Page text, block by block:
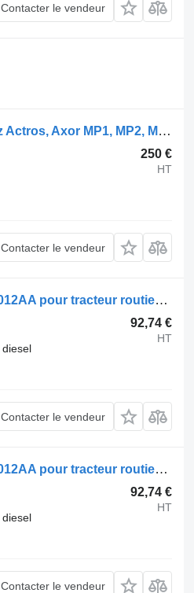
Contacter le vendeur
Sellette d'attelage JSK42K3 pour tracteur routier Mercedes-Benz Actros, Axor MP1, MP2, MP3 (1996-2014)
250 €
HT
Contacter le vendeur
Sellette d'attelage Jost Actros MP2/MP3 1846 (01.02-) MPL01011012AA pour tracteur routier Mercedes-Benz Actros, Axor MP1, MP2, MP3 (1996-2014)
92,74 €
HT
diesel
Contacter le vendeur
Sellette d'attelage Jost Actros MP2/MP3 1846 (01.02-) MPL01011012AA pour tracteur routier Mercedes-Benz Actros, Axor MP1, MP2, MP3 (1996-2014)
92,74 €
HT
diesel
Contacter le vendeur